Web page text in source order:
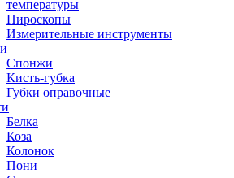
температуры
Пироскопы
Измерительные инструменты
Спонжи
Кисть-губка
Губки оправочные
Белка
Коза
Колонок
Пони